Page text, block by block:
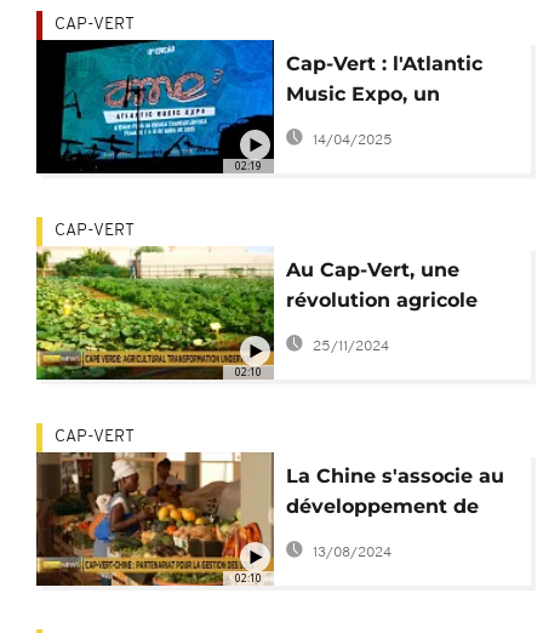
02:19
CAP-VERT
Cap-Vert : l'Atlantic
Music Expo, un
festival entre tradition
et modernité
14/04/2025
02:10
CAP-VERT
Au Cap-Vert, une
révolution agricole
portée par l’innovation
25/11/2024
02:10
CAP-VERT
La Chine s'associe au
développement de
l'agriculture au Cap-
Vert
13/08/2024